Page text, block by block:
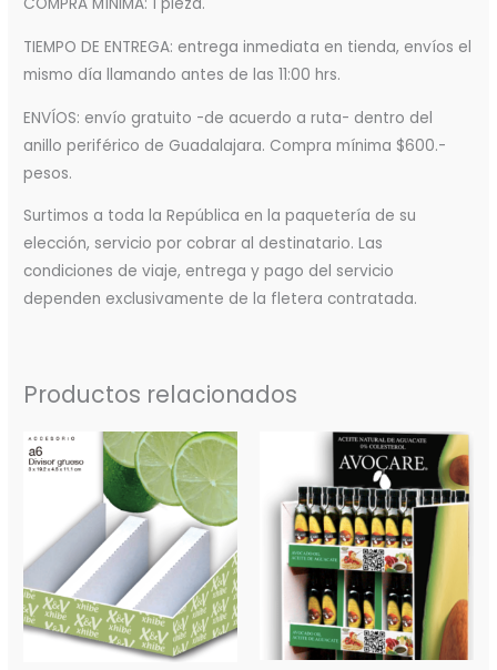
COMPRA MÍNIMA: 1 pieza.
TIEMPO DE ENTREGA: entrega inmediata en tienda, envíos el
mismo día llamando antes de las 11:00 hrs.
ENVÍOS: envío gratuito -de acuerdo a ruta- dentro del
anillo periférico de Guadalajara. Compra mínima $600.-
pesos.
Surtimos a toda la República en la paquetería de su
elección, servicio por cobrar al destinatario. Las
condiciones de viaje, entrega y pago del servicio
dependen exclusivamente de la fletera contratada.
Productos relacionados